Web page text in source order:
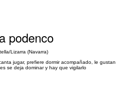
podenco
Lizarra (Navarra)
jugar, prefiere dormir acompañado, le gustan
se deja dominar y hay que vigilarlo